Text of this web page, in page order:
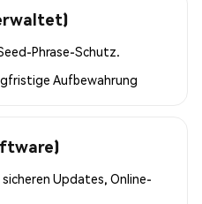
Phrase-Schutz.
Aufbewahrung
Updates, Online-